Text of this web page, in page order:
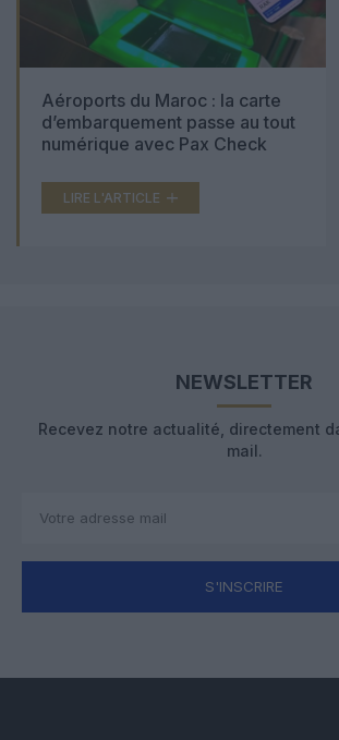
Aéroports du Maroc : la carte
d’embarquement passe au tout
numérique avec Pax Check
LIRE L'ARTICLE
NEWSLETTER
Recevez notre actualité, directement
mail.
S'INSCRIRE